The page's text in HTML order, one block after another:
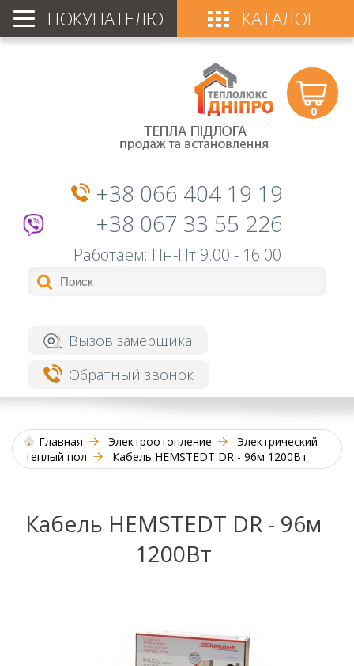
ПОКУПАТЕЛЮ КАТАЛОГ
+38 066 404 19 19
+38 067 33 55 226
Работаем: Пн-Пт 9.00 - 16.00
0
Вызов замерщика
Обратный звонок
Главная Электроотопление
Электрический
теплый пол
Кабель HEMSTEDT DR - 96м 1200Вт
Кабель HEMSTEDT DR - 96м
1200Вт